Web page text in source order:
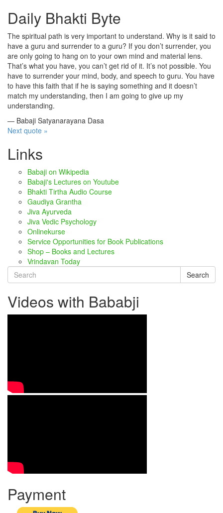
Daily Bhakti Byte
The spiritual path is very important to understand. Why is it said to
have a guru and surrender to a guru? If you don’t surrender, you
are only going to hang on to your own mind and material lens.
That’s what you have, you can’t get rid of it. It’s not possible. You
have to surrender your mind, body, and speech to guru. You have
to have this faith that if he is saying something and it doesn’t
match my understanding, then I am going to give up my
understanding.
— Babaji Satyanarayana Dasa
Next quote »
Links
Babaji on Wikipedia
Babaji's Lectures on Youtube
Bhakti Tirtha Audio Course
Gaudiya Grantha
Jiva Ayurveda
Jiva Vedic Psychology
Onlinekurse
Service Opportunities for Book Publications
Shop – Books and Lectures
Vrindavan Today
Search
Videos with Bababji
Payment